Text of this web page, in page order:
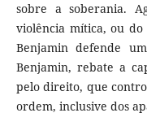
sobre a soberania.
violência mítica, ou
Benjamin defende
Benjamin, rebate a
pelo direito, que
ordem, inclusive dos